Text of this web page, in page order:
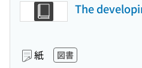
The
紙 図書